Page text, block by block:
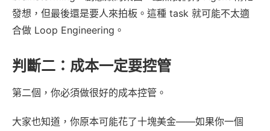
發想，但最後還是要人來拍板。這種 task 就可能不太適
合做 Loop Engineering。
判斷二：成本一定要控管
第二個，你必須做很好的成本控管。
大家也知道，你原本可能花了十塊美金——如果你一個